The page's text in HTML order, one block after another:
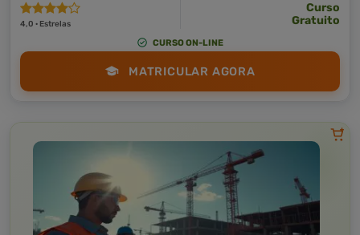
4,0 · Estrelas
Curso
Gratuito
CURSO ON-LINE
MATRICULAR AGORA